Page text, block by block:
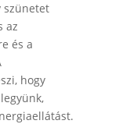
szünetet
az
és a
hogy